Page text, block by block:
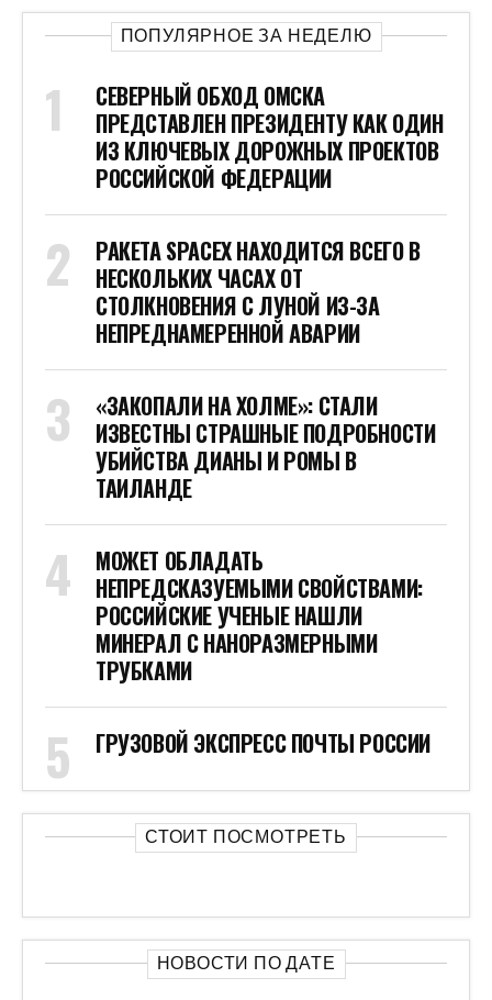
ПОПУЛЯРНОЕ ЗА НЕДЕЛЮ
СЕВЕРНЫЙ ОБХОД ОМСКА
ПРЕДСТАВЛЕН ПРЕЗИДЕНТУ КАК ОДИН
ИЗ КЛЮЧЕВЫХ ДОРОЖНЫХ ПРОЕКТОВ
РОССИЙСКОЙ ФЕДЕРАЦИИ
РАКЕТА SPACEX НАХОДИТСЯ ВСЕГО В
НЕСКОЛЬКИХ ЧАСАХ ОТ
СТОЛКНОВЕНИЯ С ЛУНОЙ ИЗ-ЗА
НЕПРЕДНАМЕРЕННОЙ АВАРИИ
«ЗАКОПАЛИ НА ХОЛМЕ»: СТАЛИ
ИЗВЕСТНЫ СТРАШНЫЕ ПОДРОБНОСТИ
УБИЙСТВА ДИАНЫ И РОМЫ В
ТАИЛАНДЕ
МОЖЕТ ОБЛАДАТЬ
НЕПРЕДСКАЗУЕМЫМИ СВОЙСТВАМИ:
РОССИЙСКИЕ УЧЕНЫЕ НАШЛИ
МИНЕРАЛ С НАНОРАЗМЕРНЫМИ
ТРУБКАМИ
ГРУЗОВОЙ ЭКСПРЕСС ПОЧТЫ РОССИИ
СТОИТ ПОСМОТРЕТЬ
НОВОСТИ ПО ДАТЕ